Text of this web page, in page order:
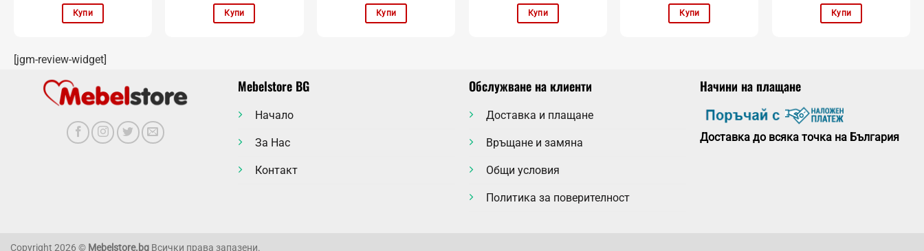
Купи Купи Купи Купи Купи Купи
[jgm-review-widget]
Mebelstore BG
Начало
За Нас
Контакт
Обслужване на клиенти
Доставка и плащане
Връщане и замяна
Общи условия
Политика за поверителност
Начини на плащане
Доставка до всяка точка на България
Copyright 2026 © Mebelstore.bg Всички права запазени.